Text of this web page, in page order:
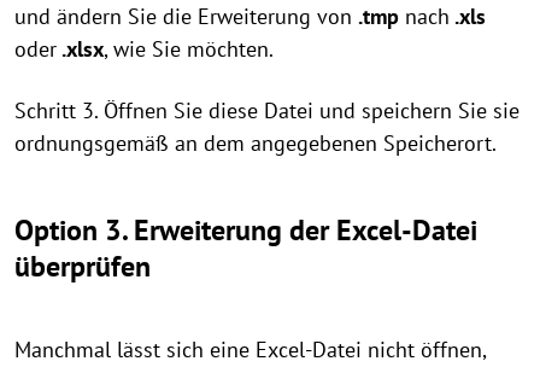
und ändern Sie die Erweiterung von .tmp nach .xls
oder.xlsx, wie Sie möchten.
Schritt 3. Öffnen Sie diese Datei und speichern Sie sie
ordnungsgemäß an dem angegebenen Speicherort.
Option 3. Erweiterung der Excel-Datei
überprüfen
Manchmal lässt sich eine Excel-Datei nicht öffnen,